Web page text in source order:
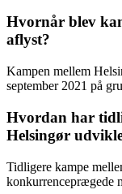
Hvornår blev
aflyst?
Kampen mellem
september 2021 på
Hvordan har
Helsingør
Tidligere kampe
konkurrenceprægede